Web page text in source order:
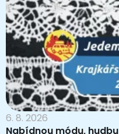
6. 8. 2026
Nabídnou módu,